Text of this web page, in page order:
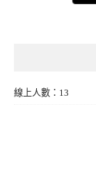
線上人數：13